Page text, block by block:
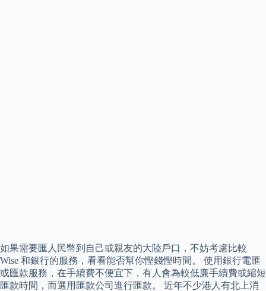
如果需要匯人民幣到自己或親友的大陸戶口，不妨考慮比較
Wise 和銀行的服務，看看能否幫你慳錢慳時間。 使用銀行電匯
或匯款服務，在手續費不便宜下，有人會為較低廉手續費或縮短
匯款時間，而選用匯款公司進行匯款。 近年不少港人有北上消